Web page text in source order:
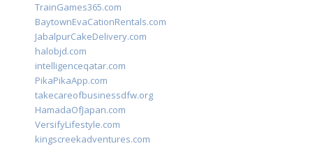
TrainGames365.com
BaytownEvaCationRentals.com
JabalpurCakeDelivery.com
halobjd.com
intelligenceqatar.com
PikaPikaApp.com
takecareofbusinessdfw.org
HamadaOfJapan.com
VersifyLifestyle.com
kingscreekadventures.com